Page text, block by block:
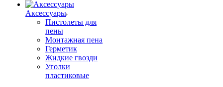
Аксессуары
Пистолеты для
пены
Монтажная пена
Герметик
Жидкие гвозди
Уголки
пластиковые